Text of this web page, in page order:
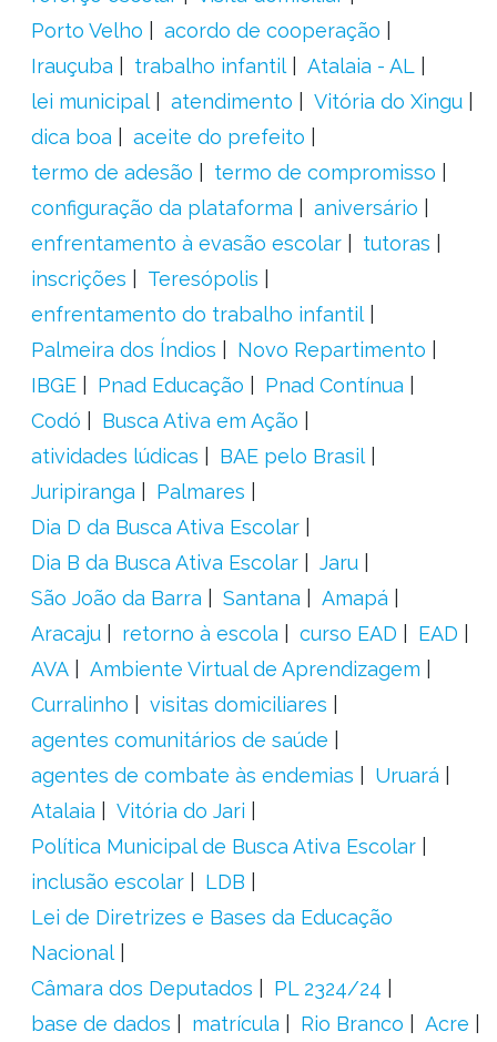
Porto Velho
acordo de cooperação
Irauçuba
trabalho infantil
Atalaia - AL
lei municipal
atendimento
Vitória do Xingu
dica boa
aceite do prefeito
termo de adesão
termo de compromisso
configuração da plataforma
aniversário
enfrentamento à evasão escolar
tutoras
inscrições
Teresópolis
enfrentamento do trabalho infantil
Palmeira dos Índios
Novo Repartimento
IBGE
Pnad Educação
Pnad Contínua
Codó
Busca Ativa em Ação
atividades lúdicas
BAE pelo Brasil
Juripiranga
Palmares
Dia D da Busca Ativa Escolar
Dia B da Busca Ativa Escolar
Jaru
São João da Barra
Santana
Amapá
Aracaju
retorno à escola curso EAD
EAD
AVA
Ambiente Virtual de Aprendizagem
Curralinho
visitas domiciliares
agentes comunitários de saúde
agentes de combate às endemias
Uruará
Atalaia
Vitória do Jari
Política Municipal de Busca Ativa Escolar
inclusão escolar
LDB
Lei de Diretrizes e Bases da Educação
Nacional
Câmara dos Deputados
PL 2324/24
base de dados
matrícula Rio Branco
Acre